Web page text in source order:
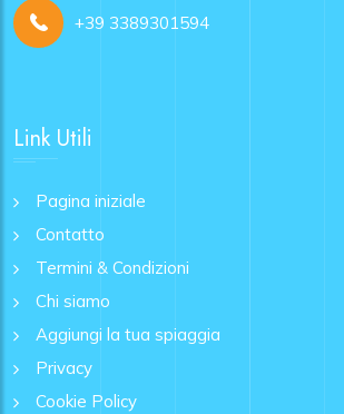
+39 3389301594
Link Utili
Pagina iniziale
Contatto
Termini & Condizioni
Chi siamo
Aggiungi la tua spiaggia
Privacy
Cookie Policy